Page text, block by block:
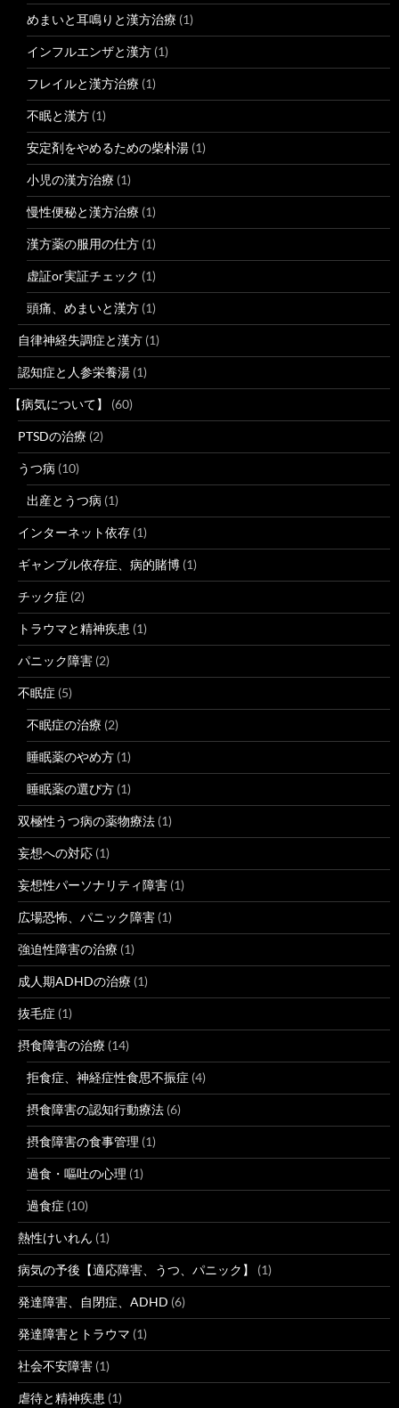
めまいと耳鳴りと漢方治療 (1)
インフルエンザと漢方 (1)
フレイルと漢方治療 (1)
不眠と漢方 (1)
安定剤をやめるための柴朴湯 (1)
小児の漢方治療 (1)
慢性便秘と漢方治療 (1)
漢方薬の服用の仕方 (1)
虚証or実証チェック (1)
頭痛、めまいと漢方 (1)
自律神経失調症と漢方 (1)
認知症と人参栄養湯 (1)
【病気について】 (60)
PTSDの治療 (2)
うつ病 (10)
出産とうつ病 (1)
インターネット依存 (1)
ギャンブル依存症、病的賭博 (1)
チック症 (2)
トラウマと精神疾患 (1)
パニック障害 (2)
不眠症 (5)
不眠症の治療 (2)
睡眠薬のやめ方 (1)
睡眠薬の選び方 (1)
双極性うつ病の薬物療法 (1)
妄想への対応 (1)
妄想性パーソナリティ障害 (1)
広場恐怖、パニック障害 (1)
強迫性障害の治療 (1)
成人期ADHDの治療 (1)
抜毛症 (1)
摂食障害の治療 (14)
拒食症、神経症性食思不振症 (4)
摂食障害の認知行動療法 (6)
摂食障害の食事管理 (1)
過食・嘔吐の心理 (1)
過食症 (10)
熱性けいれん (1)
病気の予後【適応障害、うつ、パニック】 (1)
発達障害、自閉症、ADHD (6)
発達障害とトラウマ (1)
社会不安障害 (1)
虐待と精神疾患 (1)